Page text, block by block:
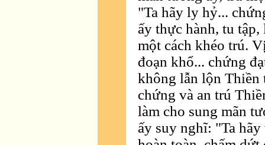
"Ta hãy ly hỷ...
ấy thực hành, tu
một cách khéo trú.
đoạn khổ... chứng
không lẫn lộn Thiền
chứng và an trú
làm cho sung mãn
ấy suy nghĩ: "Ta